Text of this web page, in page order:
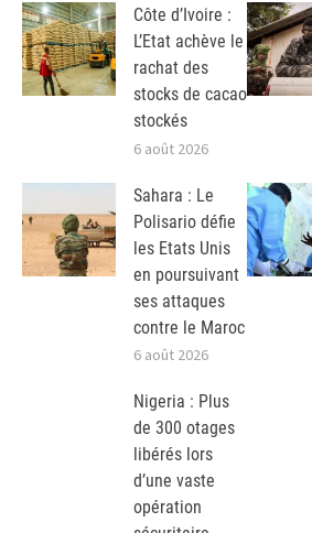
Côte d’Ivoire :
L’Etat achève le
rachat des
stocks de cacao
stockés
6 août 2026
Sahara : Le
Polisario défie
les Etats Unis
en poursuivant
ses attaques
contre le Maroc
6 août 2026
Nigeria : Plus
de 300 otages
libérés lors
d’une vaste
opération